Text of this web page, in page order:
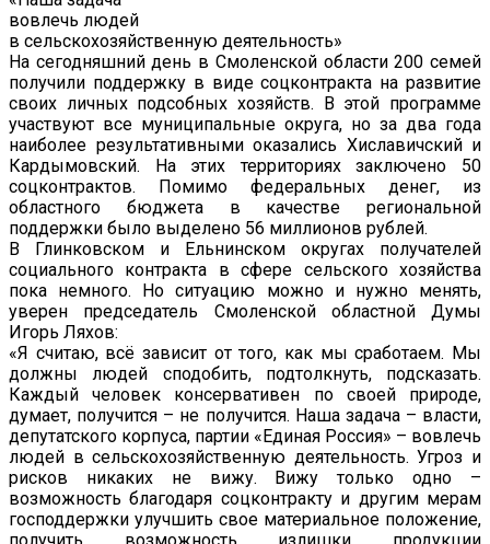
вовлечь людей
в сельскохозяйственную деятельность»
На сегодняшний день в Смоленской области 200 семей
получили поддержку в виде соцконтракта на развитие
своих личных подсобных хозяйств. В этой программе
участвуют все муниципальные округа, но за два года
наиболее результативными оказались Хиславичский и
Кардымовский. На этих территориях заключено 50
соцконтрактов. Помимо федеральных денег, из
областного бюджета в качестве региональной
поддержки было выделено 56 миллионов рублей.
В Глинковском и Ельнинском округах получателей
социального контракта в сфере сельского хозяйства
пока немного. Но ситуацию можно и нужно менять,
уверен председатель Смоленской областной Думы
Игорь Ляхов:
«Я считаю, всё зависит от того, как мы сработаем. Мы
должны людей сподобить, подтолкнуть, подсказать.
Каждый человек консервативен по своей природе,
думает, получится – не получится. Наша задача – власти,
депутатского корпуса, партии «Единая Россия» – вовлечь
людей в сельскохозяйственную деятельность. Угроз и
рисков никаких не вижу. Вижу только одно –
возможность благодаря соцконтракту и другим мерам
господдержки улучшить свое материальное положение,